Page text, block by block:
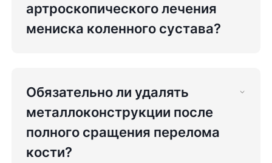
артроскопического лечения
мениска коленного сустава?
Обязательно ли удалять
металлоконструкции после
полного сращения перелома
кости?